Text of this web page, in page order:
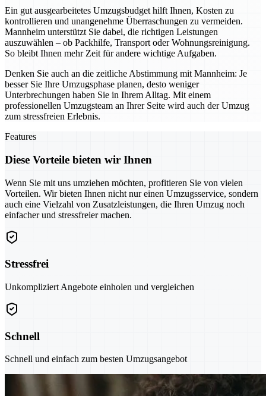
Ein gut ausgearbeitetes Umzugsbudget hilft Ihnen, Kosten zu
kontrollieren und unangenehme Überraschungen zu vermeiden.
Mannheim unterstützt Sie dabei, die richtigen Leistungen
auszuwählen – ob Packhilfe, Transport oder Wohnungsreinigung.
So bleibt Ihnen mehr Zeit für andere wichtige Aufgaben.
Denken Sie auch an die zeitliche Abstimmung mit Mannheim: Je
besser Sie Ihre Umzugsphase planen, desto weniger
Unterbrechungen haben Sie in Ihrem Alltag. Mit einem
professionellen Umzugsteam an Ihrer Seite wird auch der Umzug
zum stressfreien Erlebnis.
Features
Diese Vorteile bieten wir Ihnen
Wenn Sie mit uns umziehen möchten, profitieren Sie von vielen
Vorteilen. Wir bieten Ihnen nicht nur einen Umzugsservice, sondern
auch eine Vielzahl von Zusatzleistungen, die Ihren Umzug noch
einfacher und stressfreier machen.
Stressfrei
Unkompliziert Angebote einholen und vergleichen
Schnell
Schnell und einfach zum besten Umzugsangebot